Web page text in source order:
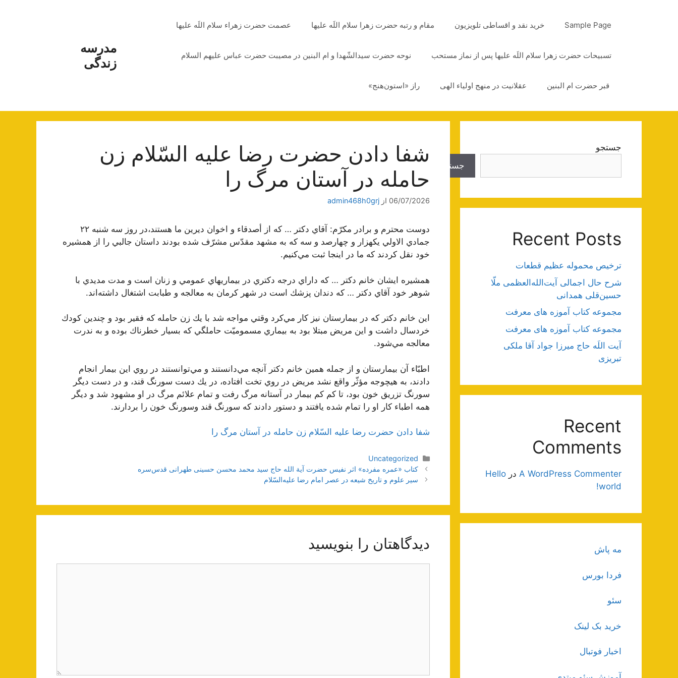
مدرسه
زندگی
Sample Page خرید نقد و اقساطی تلویزیون مقام و رتبه حضرت زهرا سلام اللَه علیها عصمت حضرت زهراء سلام اللَه علیها
تسبیحات حضرت زهرا سلام اللَه علیها پس از نماز مستحب نوحه حضرت سیدالشّهدا و ام البنین در مصیبت حضرت عباس علیهم السلام
قبر حضرت ام البنین عقلانیت در منهج اولیاء الهی راز «استون‌هنج»
شفا دادن حضرت رضا عليه السّلام زن
حامله در آستان مرگ را
06/07/2026 از admin468h0grj
دوست محترم و برادر مكرّم: آقاي دكتر … كه از أصدقاء و اخوان ديرين ما هستند،در روز سه شنبه ٢٢
جمادي الاولي يكهزار و چهارصد و سه كه به مشهد مقدّس مشرّف شده بودند داستان جالبي را از همشيره
خود نقل كردند كه ما در اينجا ثبت مي‌كنيم.
همشيره ايشان خانم دكتر … كه داراي درجه دكتري در بيماريهاي عمومي و زنان است و مدت مديدي با
شوهر خود آقاي دكتر … كه دندان پزشك است در شهر كرمان به معالجه و طبابت اشتغال داشته‌اند.
اين خانم دكتر كه در بيمارستان نيز كار مي‌كرد وقتي مواجه شد با يك زن حامله كه فقير بود و چندين كودك
خردسال داشت و اين مريض مبتلا بود به بيماري مسموميّت حاملگي كه بسيار خطرناك بوده و به ندرت
معالجه مي‌شود.
اطبّاء آن بيمارستان و از جمله همين خانم دكتر آنچه مي‌دانستند و مي‌توانستند در روي اين بيمار انجام
دادند، به هيچوجه مؤثّر واقع نشد مريض در روي تخت افتاده، در يك دست سورنگ قند، و در دست ديگر
سورنگ تزريق خون بود، تا كم كم بيمار در آستانه مرگ رفت و تمام علائم مرگ در او مشهود شد و ديگر
همه اطباء كار او را تمام شده يافتند و دستور دادند كه سورنگ قند وسورنگ خون را بردارند.
شفا دادن حضرت رضا عليه السّلام زن حامله در آستان مرگ را
دسته‌ها
Uncategorized
ناوبری
نوشته‌ها
کتاب «عمره مفرده» اثر نفیس حضرت آیة الله حاج سید محمد محسن حسینی طهرانی قدس‌سره
سير علوم‌ و تاريخ‌ شيعه‌ در عصر امام‌ رضا عليه‌السّلام
دیدگاهتان را بنویسید
جستجو
جستجو
Recent Posts
ترخیص محموله عظیم قطعات
شرح حال اجمالی آیت‌الله‌العظمی ملّا
حسین‌قلی همدانی
مجموعه کتاب آموزه های معرفت
مجموعه کتاب آموزه های معرفت
آیت اللَه حاج میرزا جواد آقا ملکی
تبریزی
Recent
Comments
A WordPress Commenter در Hello
world!
مه پاش
فردا بورس
سئو
خرید بک لینک
اخبار فوتبال